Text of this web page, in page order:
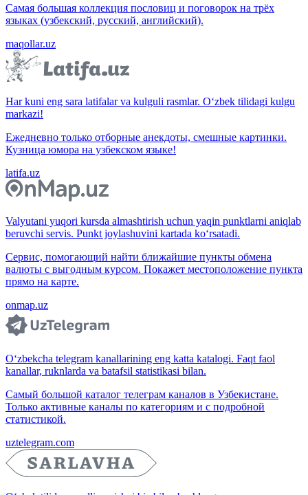
Самая большая коллекция пословиц и поговорок на трёх
языках (узбекский, русский, английский).
maqollar.uz
Har kuni eng sara latifalar va kulguli rasmlar. O‘zbek tilidagi kulgu
markazi!
Ежедневно только отборные анекдоты, смешные картинки.
Кузница юмора на узбекском языке!
latifa.uz
Valyutani yuqori kursda almashtirish uchun yaqin punktlarni aniqlab
beruvchi servis. Punkt joylashuvini kartada ko‘rsatadi.
Сервис, помогающий найти ближайшие пункты обмена
валюты с выгодным курсом. Покажет местоположение пункта
прямо на карте.
onmap.uz
O‘zbekcha telegram kanallarining eng katta katalogi. Faqt faol
kanallar, ruknlarda va batafsil statistikasi bilan.
Самый большой каталог телеграм каналов в Узбекистане.
Только активные каналы по категориям и с подробной
статистикой.
uztelegram.com